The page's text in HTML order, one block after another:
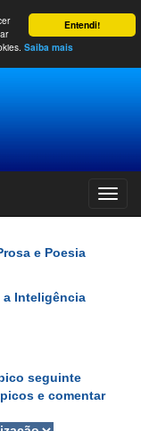
Entendi!
Saiba mais
e Poesia
a Inteligência
seguinte
e comentar